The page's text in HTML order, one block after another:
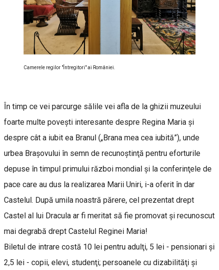
Camerele regilor "Întregitori" ai României.
În timp ce vei parcurge sălile vei afla de la ghizii muzeului
foarte multe poveşti interesante despre Regina Maria şi
despre cât a iubit ea Branul („Brana mea cea iubită”), unde
urbea Braşovului în semn de recunoştinţă pentru eforturile
depuse în timpul primului război mondial şi la conferinţele de
pace care au dus la realizarea Marii Uniri, i-a oferit în dar
Castelul. După umila noastră părere, cel prezentat drept
Castel al lui Dracula ar fi meritat să fie promovat şi recunoscut
mai degrabă drept Castelul Reginei Maria!
Biletul de intrare costă 10 lei pentru adulţi, 5 lei - pensionari şi
2,5 lei - copii, elevi, studenţi; persoanele cu dizabilităţi şi